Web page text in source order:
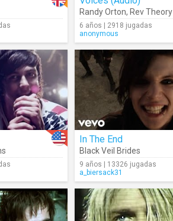
Randy Orton, Rev Theory
6 años | 2918 jugadas
anonymous
In The End
Black Veil Brides
9 años | 13326 jugadas
a_biersack31